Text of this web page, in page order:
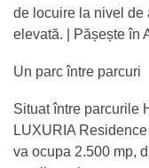
de locuire la nivel de
elevată. | Pășește în
Un parc între parcuri
Situat între parcurile
LUXURIA
va ocupa 2.500 mp,